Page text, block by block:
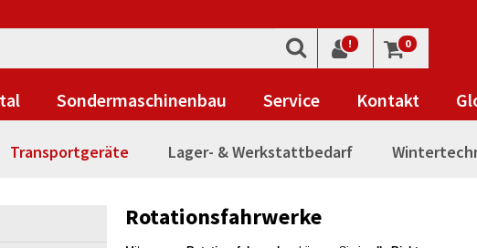
! 0
Sondermaschinenbau Service Kontakt
Transportgeräte Lager- & Werkstattbedarf
Rotationsfahrwerke